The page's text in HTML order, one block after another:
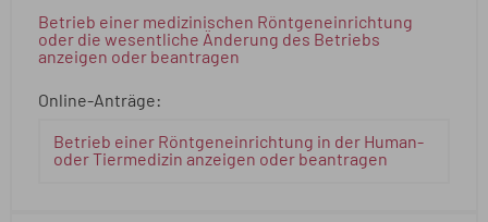
Betrieb einer medizinischen Röntgeneinrichtung
oder die wesentliche Änderung des Betriebs
anzeigen oder beantragen
Online-Anträge:
Betrieb einer Röntgeneinrichtung in der Human-
oder Tiermedizin anzeigen oder beantragen